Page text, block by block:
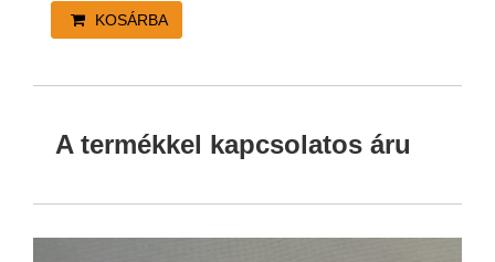
KOSÁRBA
A termékkel kapcsolatos áru